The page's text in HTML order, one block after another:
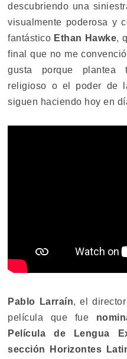
descubriendo una
visualmente poderosa y
fantástico Ethan Hawke,
final que no me
gusta porque plantea
religioso o el poder de
siguen haciendo hoy en
Pablo Larraín, el
película que fue
Película de Lengua
sección Horizontes